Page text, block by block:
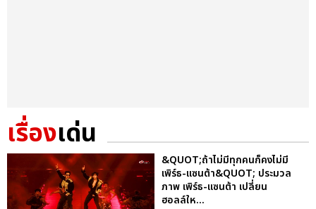
เรื่องเด่น
&QUOT;ถ้าไม่มีทุกคนก็คงไม่มี
เพิร์ธ-แซนต้า&QUOT; ประมวล
ภาพ เพิร์ธ-แซนต้า เปลี่ยน
ฮอลล์ให...